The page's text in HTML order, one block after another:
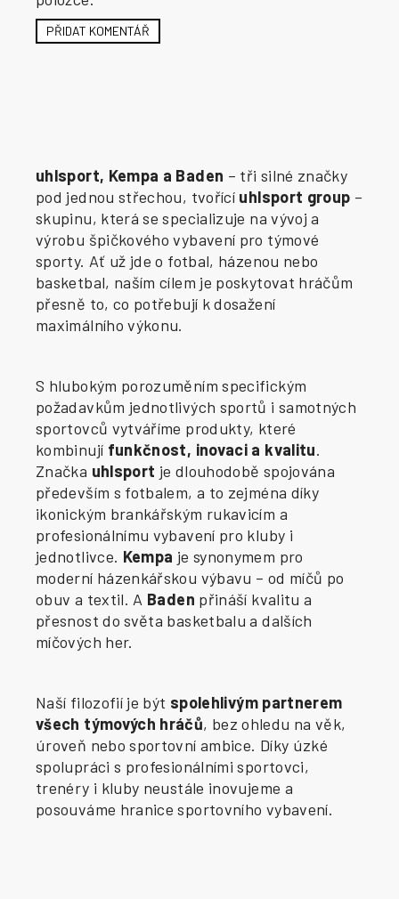
PŘIDAT KOMENTÁŘ
uhlsport, Kempa a Baden – tři silné značky
pod jednou střechou, tvořící uhlsport group –
skupinu, která se specializuje na vývoj a
výrobu špičkového vybavení pro týmové
sporty. Ať už jde o fotbal, házenou nebo
basketbal, naším cílem je poskytovat hráčům
přesně to, co potřebují k dosažení
maximálního výkonu.
S hlubokým porozuměním specifickým
požadavkům jednotlivých sportů i samotných
sportovců vytváříme produkty, které
kombinují funkčnost, inovaci a kvalitu.
Značka uhlsport je dlouhodobě spojována
především s fotbalem, a to zejména díky
ikonickým brankářským rukavicím a
profesionálnímu vybavení pro kluby i
jednotlivce. Kempa je synonymem pro
moderní házenkářskou výbavu – od míčů po
obuv a textil. A Baden přináší kvalitu a
přesnost do světa basketbalu a dalších
míčových her.
Naší filozofií je být spolehlivým partnerem
všech týmových hráčů, bez ohledu na věk,
úroveň nebo sportovní ambice. Díky úzké
spolupráci s profesionálními sportovci,
trenéry i kluby neustále inovujeme a
posouváme hranice sportovního vybavení.